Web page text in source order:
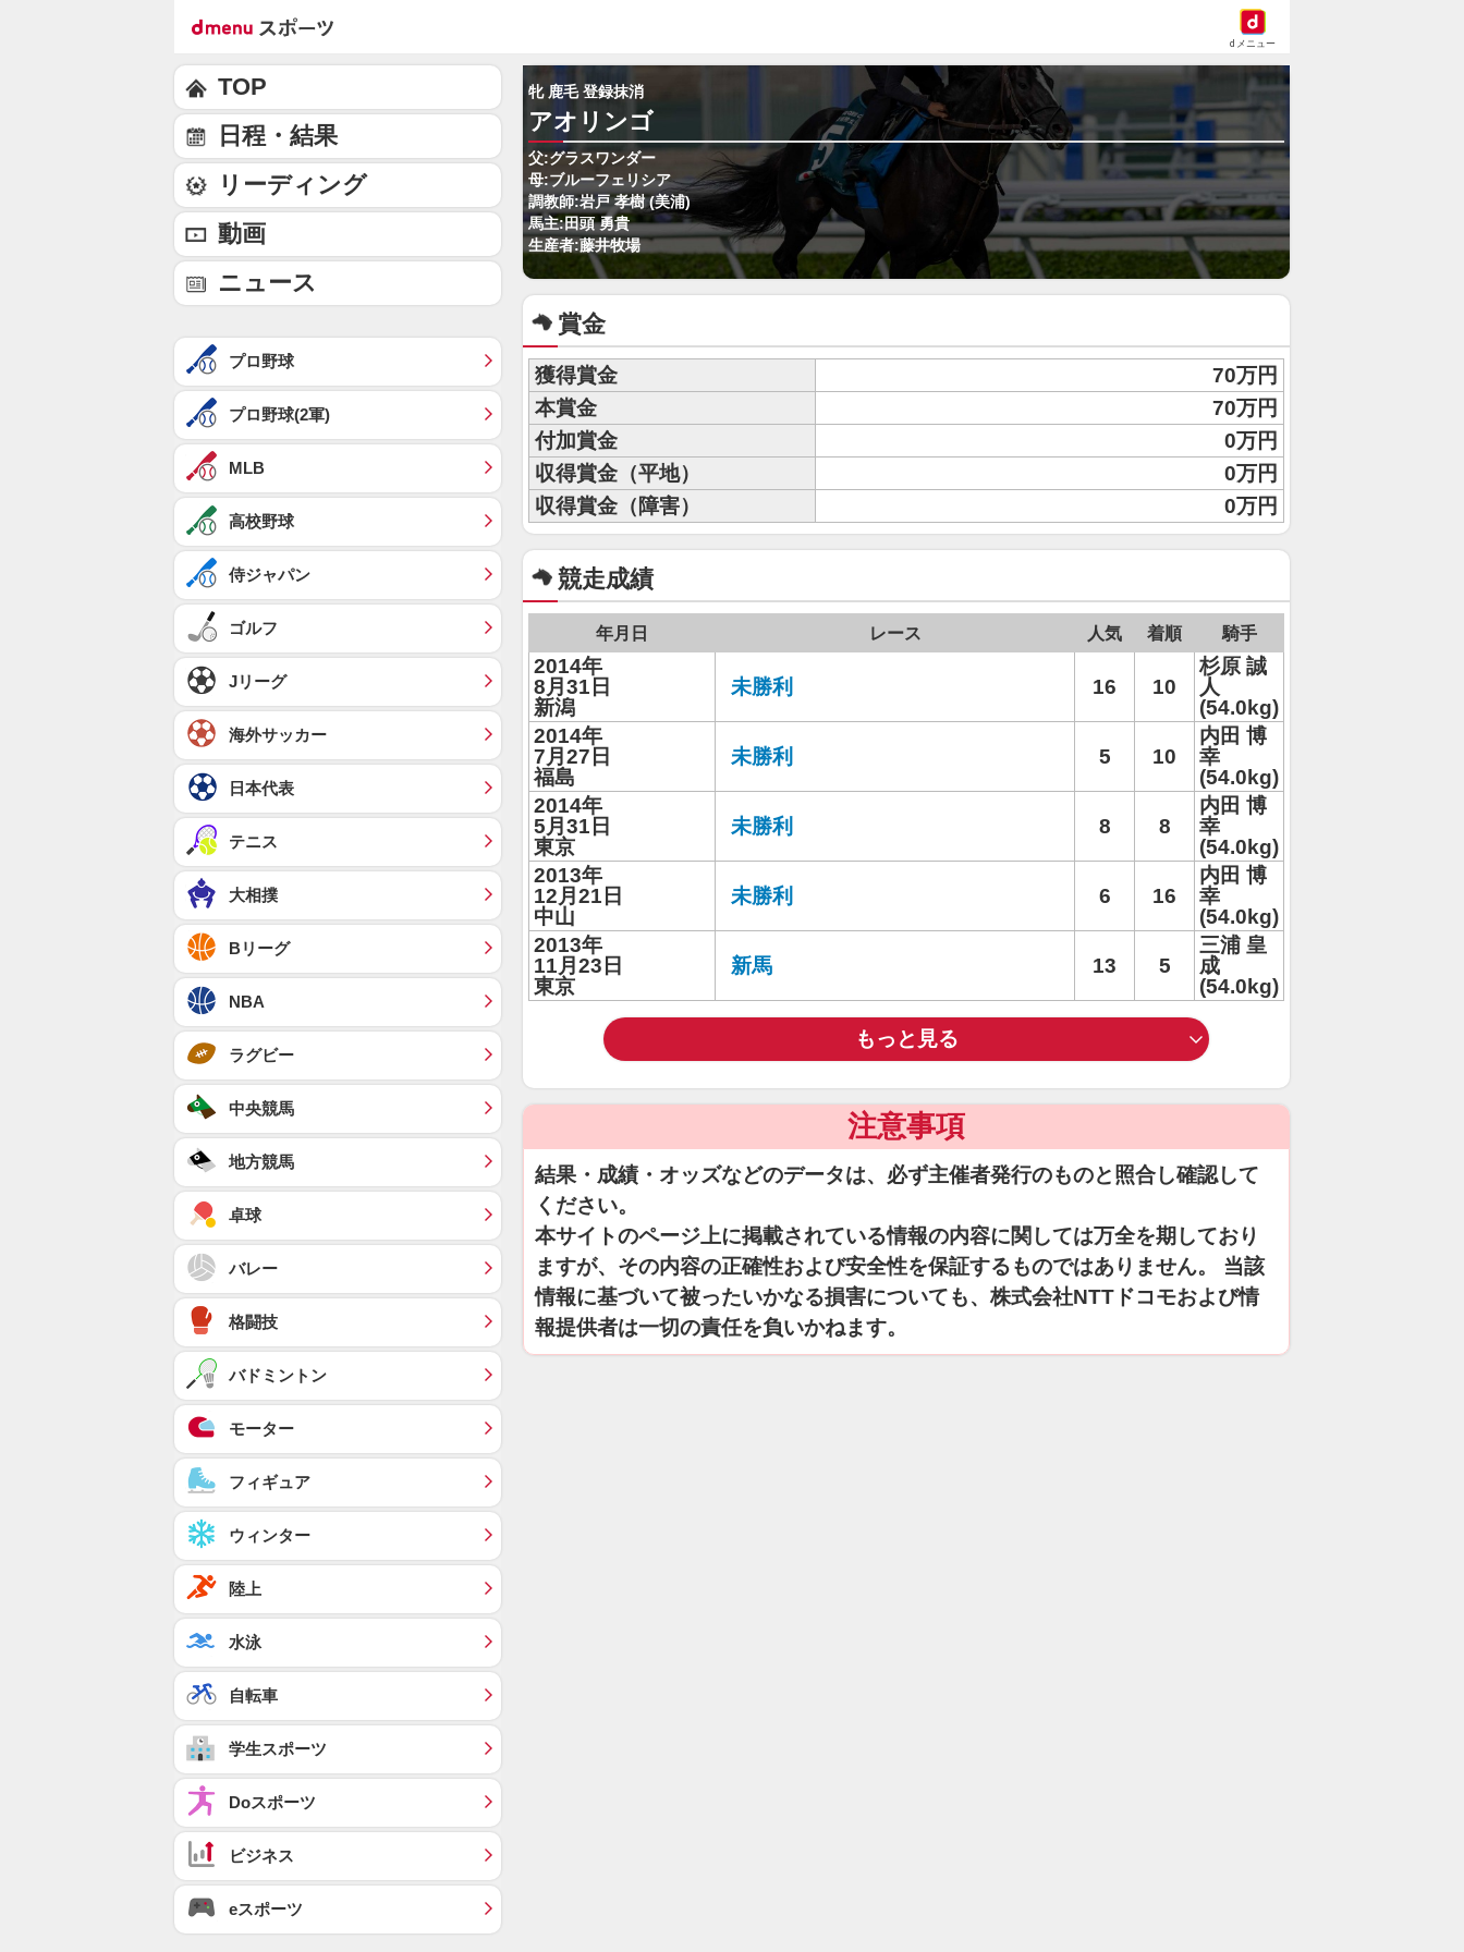
dメニュー
牝 鹿毛 登録抹消
アオリンゴ
父:グラスワンダー
母:ブルーフェリシア
調教師:岩戸 孝樹 (美浦)
馬主:田頭 勇貴
生産者:藤井牧場
賞金
獲得賞金
70万円
本賞金
70万円
付加賞金
0万円
収得賞金（平地）
0万円
収得賞金（障害）
0万円
競走成績
年月日 レース 人気 着順 騎手
2014年
8月31日
新潟
未勝利 16 10
杉原 誠
人
(54.0kg)
2014年
7月27日
福島
未勝利 5 10
内田 博
幸
(54.0kg)
2014年
5月31日
東京
未勝利 8 8
内田 博
幸
(54.0kg)
2013年
12月21日
中山
未勝利 6 16
内田 博
幸
(54.0kg)
2013年
11月23日
東京
新馬 13 5
三浦 皇
成
(54.0kg)
もっと見る
注意事項
結果・成績・オッズなどのデータは、必ず主催者発行のものと照合し確認して
ください。
本サイトのページ上に掲載されている情報の内容に関しては万全を期しており
ますが、その内容の正確性および安全性を保証するものではありません。 当該
情報に基づいて被ったいかなる損害についても、株式会社NTTドコモおよび情
報提供者は一切の責任を負いかねます。
TOP
日程・結果
リーディング
動画
ニュース
プロ野球
プロ野球(2軍)
MLB
高校野球
侍ジャパン
ゴルフ
Jリーグ
海外サッカー
日本代表
テニス
大相撲
Bリーグ
NBA
ラグビー
中央競馬
地方競馬
卓球
バレー
格闘技
バドミントン
モーター
フィギュア
ウィンター
陸上
水泳
自転車
学生スポーツ
Doスポーツ
ビジネス
eスポーツ